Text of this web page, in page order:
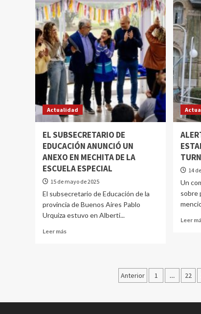
Actualidad
EL SUBSECRETARIO DE
EDUCACIÓN ANUNCIÓ UN
ANEXO EN MECHITA DE LA
ESCUELA ESPECIAL
15 de mayo de 2025
El subsecretario de Educación de la
provincia de Buenos Aires Pablo
Urquiza estuvo en Alberti...
Leer más
14
Un
sobre
Leer
Anterior 1 … 22